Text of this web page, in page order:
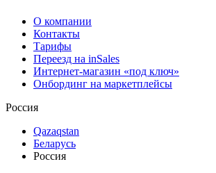
О компании
Контакты
Тарифы
Переезд на inSales
Интернет-магазин «под ключ»
Онбординг на маркетплейсы
Россия
Qazaqstan
Беларусь
Россия